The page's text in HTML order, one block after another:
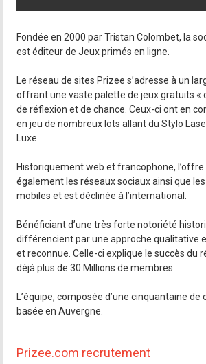
Fondée en 2000 par Tristan Colombet, la
est éditeur de Jeux primés en ligne.
Le réseau de sites Prizee s’adresse à un
offrant une vaste palette de jeux gratuits «
de réflexion et de chance. Ceux-ci ont en
en jeu de nombreux lots allant du Stylo
Luxe.
Historiquement web et francophone, l’offre
également les réseaux sociaux ainsi que
mobiles et est déclinée à l’international.
Bénéficiant d’une très forte notoriété
différencient par une approche qualitative
et reconnue. Celle-ci explique le succès du
déjà plus de 30 Millions de membres.
L’équipe, composée d’une cinquantaine
basée en Auvergne.
Prizee.com recrutement